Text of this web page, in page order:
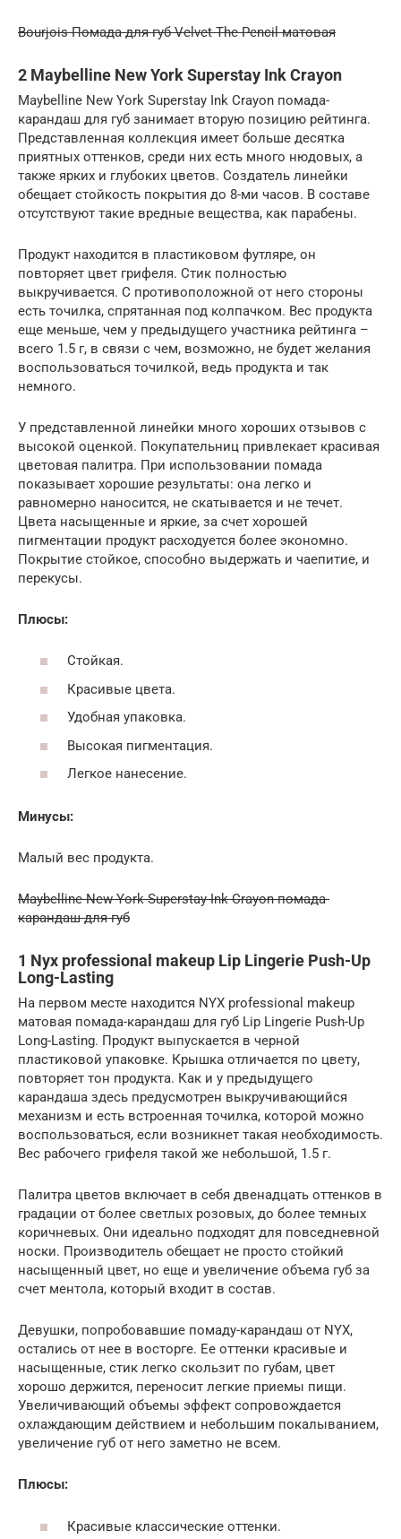
Bourjois Помада для губ Velvet The Pencil матовая
2 Maybelline New York Superstay Ink Crayon
Maybelline New York Superstay Ink Crayon помада-
карандаш для губ занимает вторую позицию рейтинга.
Представленная коллекция имеет больше десятка
приятных оттенков, среди них есть много нюдовых, а
также ярких и глубоких цветов. Создатель линейки
обещает стойкость покрытия до 8-ми часов. В составе
отсутствуют такие вредные вещества, как парабены.
Продукт находится в пластиковом футляре, он
повторяет цвет грифеля. Стик полностью
выкручивается. С противоположной от него стороны
есть точилка, спрятанная под колпачком. Вес продукта
еще меньше, чем у предыдущего участника рейтинга –
всего 1.5 г, в связи с чем, возможно, не будет желания
воспользоваться точилкой, ведь продукта и так
немного.
У представленной линейки много хороших отзывов с
высокой оценкой. Покупательниц привлекает красивая
цветовая палитра. При использовании помада
показывает хорошие результаты: она легко и
равномерно наносится, не скатывается и не течет.
Цвета насыщенные и яркие, за счет хорошей
пигментации продукт расходуется более экономно.
Покрытие стойкое, способно выдержать и чаепитие, и
перекусы.
Плюсы:
Стойкая.
Красивые цвета.
Удобная упаковка.
Высокая пигментация.
Легкое нанесение.
Минусы:
Малый вес продукта.
Maybelline New York Superstay Ink Crayon помада-
карандаш для губ
1 Nyx professional makeup Lip Lingerie Push-Up
Long-Lasting
На первом месте находится NYX professional makeup
матовая помада-карандаш для губ Lip Lingerie Push-Up
Long-Lasting. Продукт выпускается в черной
пластиковой упаковке. Крышка отличается по цвету,
повторяет тон продукта. Как и у предыдущего
карандаша здесь предусмотрен выкручивающийся
механизм и есть встроенная точилка, которой можно
воспользоваться, если возникнет такая необходимость.
Вес рабочего грифеля такой же небольшой, 1.5 г.
Палитра цветов включает в себя двенадцать оттенков в
градации от более светлых розовых, до более темных
коричневых. Они идеально подходят для повседневной
носки. Производитель обещает не просто стойкий
насыщенный цвет, но еще и увеличение объема губ за
счет ментола, который входит в состав.
Девушки, попробовавшие помаду-карандаш от NYX,
остались от нее в восторге. Ее оттенки красивые и
насыщенные, стик легко скользит по губам, цвет
хорошо держится, переносит легкие приемы пищи.
Увеличивающий объемы эффект сопровождается
охлаждающим действием и небольшим покалыванием,
увеличение губ от него заметно не всем.
Плюсы:
Красивые классические оттенки.